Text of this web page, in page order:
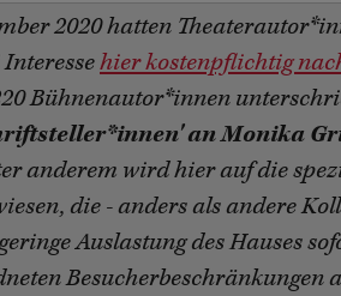
2020 hatten
hier kostenpflichtig
Bühnenautor*innen
an Monika
anderem wird hier auf die
die - anders als andere
Auslastung des Hauses
Besucherbeschränkungen